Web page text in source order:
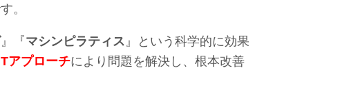
。
』『マシンピラティス 』という科学的に効果
Tアプローチにより問題を解決し、根本改善